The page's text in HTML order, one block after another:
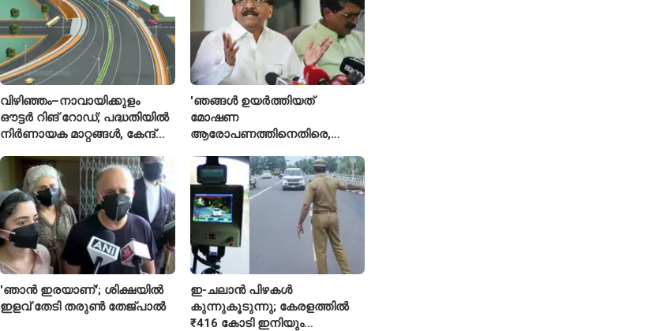
വിഴിഞ്ഞം–നാവായിക്കുളം
ഔട്ടർ റിങ് റോഡ്; പദ്ധതിയിൽ
നിർണായക മാറ്റങ്ങൾ, കേന്ദ്രം
'ഞങ്ങൾ ഉയർത്തിയത്
മോഷണ
ആരോപണത്തിനെതിരെ,
റിജിജുവിന് മറുപടിയുമായി
സഞ്ജയ് റാവത്ത്
'ഞാൻ ഇരയാണ്'; ശിക്ഷയിൽ
ഇളവ് തേടി തരുണ്‍ തേജ്പാൽ
ഇ-ചലാൻ പിഴകൾ
കുന്നുകൂടുന്നു; കേരളത്തിൽ
₹416 കോടി ഇനിയും